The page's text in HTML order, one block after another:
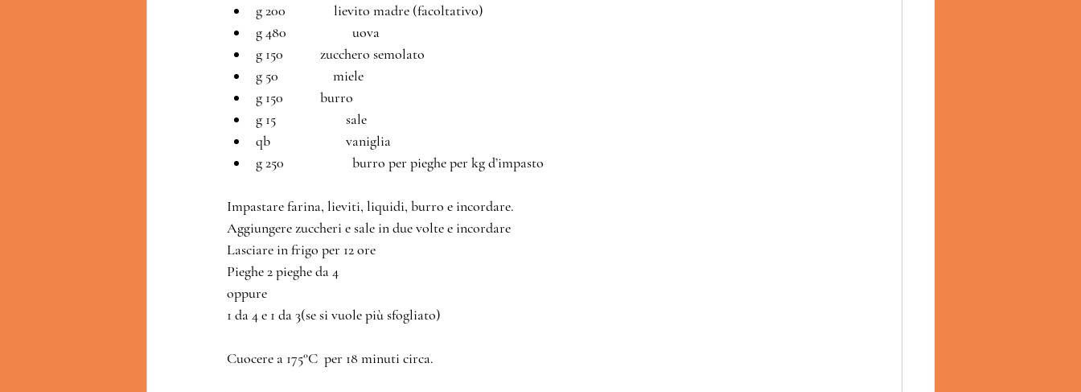
g 200               lievito madre (facoltativo)
g 480 		uova
g 150 		zucchero semolato
g 50                 miele
g 150 		burro
g 15 		        sale
qb 		        vaniglia
g 250 	 	burro per pieghe per kg d’impasto
Impastare farina, lieviti, liquidi, burro e incordare.
Aggiungere zuccheri e sale in due volte e incordare
Lasciare in frigo per 12 ore
Pieghe 2 pieghe da 4
oppure
1 da 4 e 1 da 3(se si vuole più sfogliato)
Cuocere a 175°C  per 18 minuti circa.